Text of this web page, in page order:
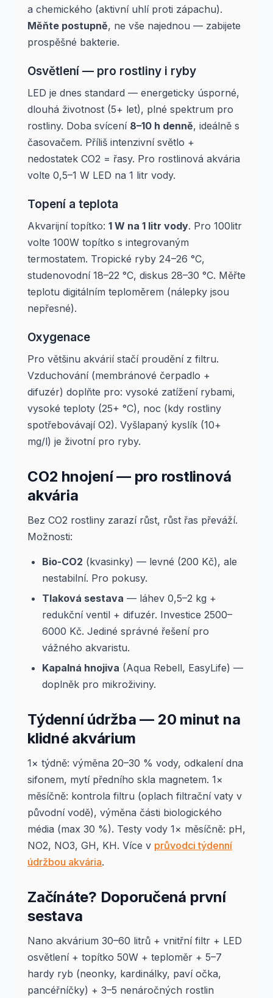
a chemického (aktivní uhlí proti zápachu).
Měňte postupně, ne vše najednou — zabijete
prospěšné bakterie.
Osvětlení — pro rostliny i ryby
LED je dnes standard — energeticky úsporné,
dlouhá životnost (5+ let), plné spektrum pro
rostliny. Doba svícení 8–10 h denně, ideálně s
časovačem. Příliš intenzivní světlo +
nedostatek CO2 = řasy. Pro rostlinová akvária
volte 0,5–1 W LED na 1 litr vody.
Topení a teplota
Akvarijní topítko: 1 W na 1 litr vody. Pro 100litr
volte 100W topítko s integrovaným
termostatem. Tropické ryby 24–26 °C,
studenovodní 18–22 °C, diskus 28–30 °C. Měřte
teplotu digitálním teploměrem (nálepky jsou
nepřesné).
Oxygenace
Pro většinu akvárií stačí proudění z filtru.
Vzduchování (membránové čerpadlo +
difuzér) doplňte pro: vysoké zatížení rybami,
vysoké teploty (25+ °C), noc (kdy rostliny
spotřebovávají O2). Vyšlapaný kyslík (10+
mg/l) je životní pro ryby.
CO2 hnojení — pro rostlinová
akvária
Bez CO2 rostliny zarazí růst, růst řas převáží.
Možnosti:
Bio-CO2 (kvasinky) — levné (200 Kč), ale
nestabilní. Pro pokusy.
Tlaková sestava — láhev 0,5–2 kg +
redukční ventil + difuzér. Investice 2500–
6000 Kč. Jediné správné řešení pro
vážného akvaristu.
Kapalná hnojiva (Aqua Rebell, EasyLife) —
doplněk pro mikroživiny.
Týdenní údržba — 20 minut na
klidné akvárium
1× týdně: výměna 20–30 % vody, odkalení dna
sifonem, mytí předního skla magnetem. 1×
měsíčně: kontrola filtru (oplach filtrační vaty v
původní vodě), výměna části biologického
média (max 30 %). Testy vody 1× měsíčně: pH,
NO2, NO3, GH, KH. Více v průvodci týdenní
údržbou akvária.
Začínáte? Doporučená první
sestava
Nano akvárium 30–60 litrů + vnitřní filtr + LED
osvětlení + topítko 50W + teploměr + 5–7
hardy ryb (neonky, kardinálky, paví očka,
pancéřníčky) + 3–5 nenáročných rostlin